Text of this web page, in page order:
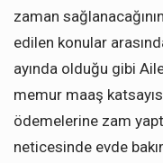
zaman
edilen konular
ayında olduğu gibi
memur maaş
ödemelerine zam
neticesinde evde